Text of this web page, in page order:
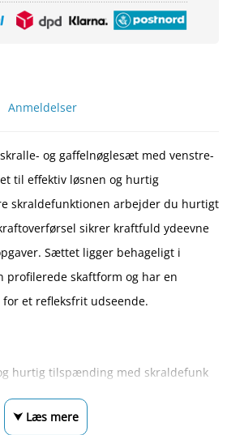
Anmeldelser
og gaffelnøglesæt med venstre-
til effektiv løsnen og hurtig
skraldefunktionen arbejder du hurtigt
sikrer kraftfuld ydeevne
Sættet ligger behageligt i
profilerede skaftform og har en
et refleksfrit udseende.
hurtig tilspænding med skraldefunk
⮟ Læs mere